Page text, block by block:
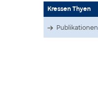
Kressen Thyen
Publikationen